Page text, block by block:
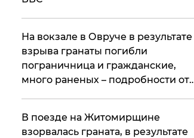
На вокзале в Овруче в результате
взрыва гранаты погибли
пограничница и гражданские,
много раненых – подробности от
В поезде на Житомирщине
взорвалась граната, в результате